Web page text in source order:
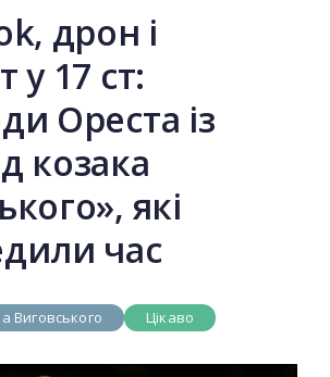
дрон і
у 17 ст:
Ореста із
козака
які
час
Виговського Цікаво